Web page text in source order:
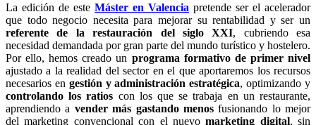
La edición de este Máster en Valencia pretende ser el acelerador
que todo negocio necesita para mejorar su rentabilidad y ser un
referente de la restauración del siglo XXI, cubriendo esa
necesidad demandada por gran parte del mundo turístico y hostelero.
Por ello, hemos creado un programa formativo de primer nivel
ajustado a la realidad del sector en el que aportaremos los recursos
necesarios en gestión y administración estratégica, optimizando y
controlando los ratios con los que se trabaja en un restaurante,
aprendiendo a vender más gastando menosfusionando lo mejor
del marketing convencional con el nuevomarketing digital, sin